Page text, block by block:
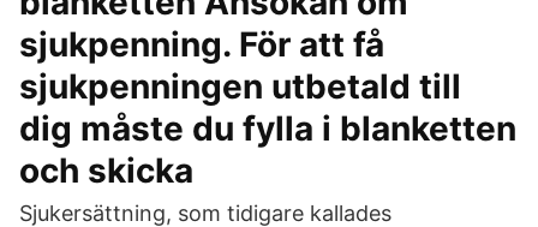
sjukpenning. För att få
sjukpenningen utbetald till
dig måste du fylla i blanketten
och skicka
Sjukersättning, som tidigare kallades